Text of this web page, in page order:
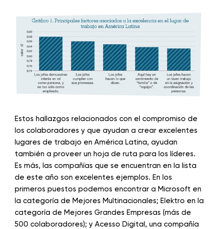
Estos hallazgos relacionados con el compromiso de
los colaboradores y que ayudan a crear excelentes
lugares de trabajo en América Latina, ayudan
también a proveer un hoja de ruta para los líderes.
Es más, las compañías que se encuentran en la lista
de este año son excelentes ejemplos. En los
primeros puestos podemos encontrar a Microsoft en
la categoría de Mejores Multinacionales; Elektro en la
categoría de Mejores Grandes Empresas (más de
500 colaboradores); y Acesso Digital, una compañía